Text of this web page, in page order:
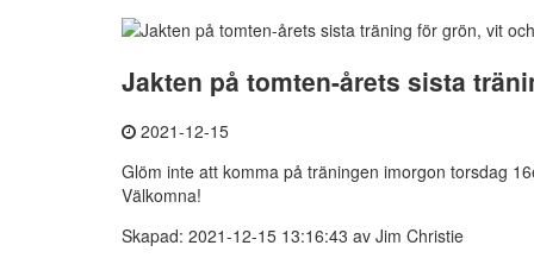
Jakten på tomten-årets sista
2021-12-15
Glöm inte att komma på träningen imorgon torsdag
Välkomna!
Skapad: 2021-12-15 13:16:43 av Jim Christie